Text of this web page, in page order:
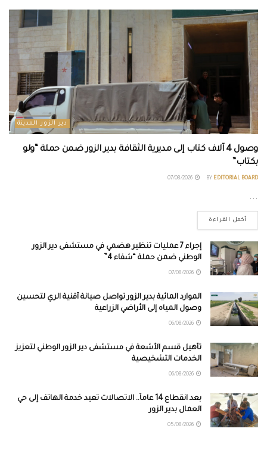
دير الزور المدينة
وصول 4 آلاف كتاب إلى مديرية الثقافة بدير الزور ضمن حملة “ولو
بكتاب”
BY EDITORIAL BOARD
...
أكمل القراءة
إجراء 7 عمليات تنظير هضمي في مستشفى دير الزور
الوطني ضمن حملة “شفاء 4”
الموارد المائية بدير الزور تواصل صيانة أقنية الري لتحسين
وصول المياه إلى الأراضي الزراعية
تأهيل قسم الأشعة في مستشفى دير الزور الوطني لتعزيز
الخدمات التشخيصية
بعد انقطاع 14 عاماً.. الاتصالات تعيد خدمة الهاتف إلى حي
العمال بدير الزور